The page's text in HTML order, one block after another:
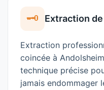
🗝️ Extraction
Extraction
coincée à Andolsheim
technique précise
jamais endommager